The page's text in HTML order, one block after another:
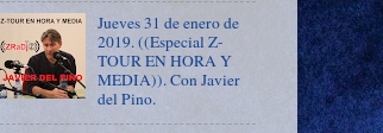
Jueves 31 de enero de
2019. ((Especial Z-
TOUR EN HORA Y
MEDIA)). Con Javier
del Pino.